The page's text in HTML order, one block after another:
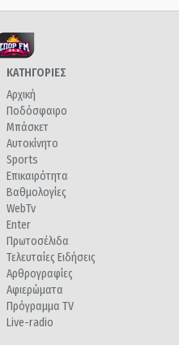
ΚΑΤΗΓΟΡΙΕΣ
Αρχική
Ποδόσφαιρο
Μπάσκετ
Αυτοκίνητο
Sports
Επικαιρότητα
Βαθμολογίες
WebTv
Enter
Πρωτοσέλιδα
Τελευταίες Ειδήσεις
Αρθρογραφίες
Αφιερώματα
Πρόγραμμα TV
Live-radio